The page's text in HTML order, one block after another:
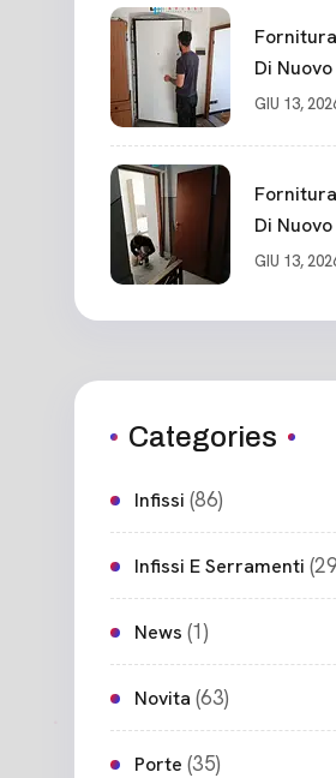
Di
Classe 3
GIU 13,
Di
GIU 13,
Categories
Infissi (86)
Infissi E Serramenti
News (1)
Novita (63)
Porte (35)